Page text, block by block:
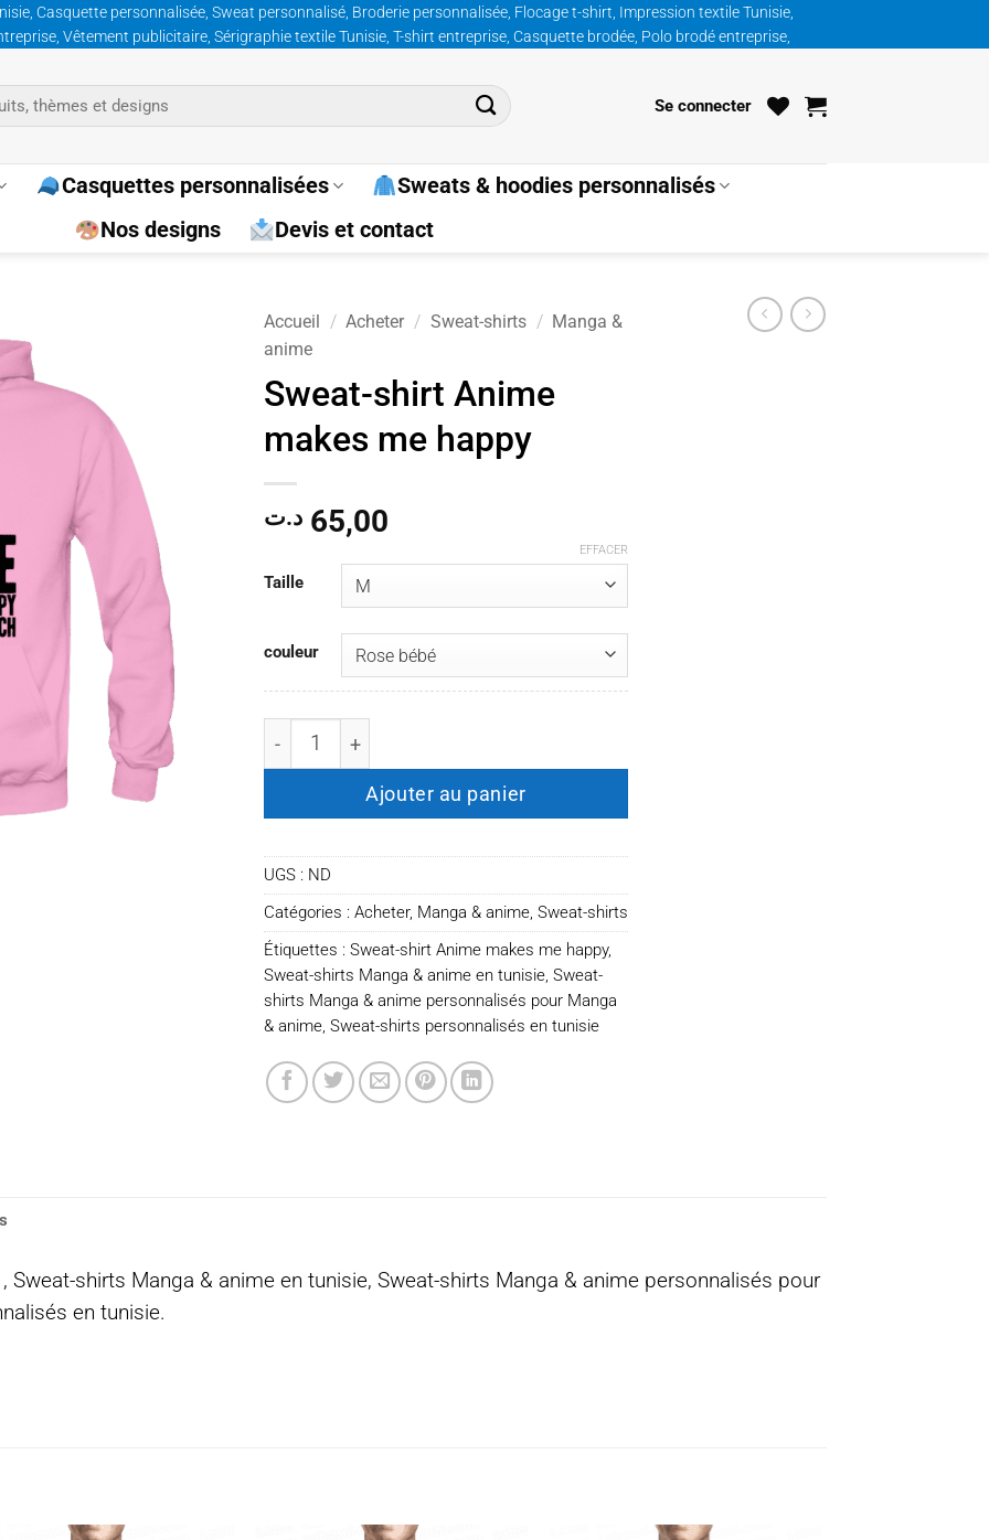
Casquette personnalisée, Sweat personnalisé, Broderie personnalisée, Flocage t-shirt, Impression textile Tunisie,
Vêtement publicitaire, Sérigraphie textile Tunisie, T-shirt entreprise, Casquette brodée, Polo brodé entreprise,
Se connecter
Casquettes personnalisées
Sweats & hoodies personnalisés
Nos designs
Devis et contact
Accueil / Acheter / Sweat-shirts / Manga &
anime
Sweat-shirt Anime
makes me happy
65,00 د.ت
Taille
couleur
EFFACER
quantité de Sweat-shirt Anime makes me happy
Ajouter au panier
UGS : ND
Catégories : Acheter, Manga & anime, Sweat-shirts
Étiquettes : Sweat-shirt Anime makes me happy,
Sweat-shirts Manga & anime en tunisie, Sweat-
shirts Manga & anime personnalisés pour Manga
& anime, Sweat-shirts personnalisés en tunisie
Sweat-shirts Manga & anime en tunisie, Sweat-shirts Manga & anime personnalisés pour
en tunisie.